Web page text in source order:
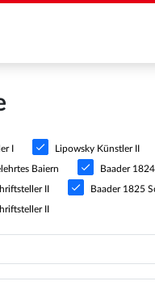
I Lipowsky Künstler II
Baiern Baader
II Baader 1825
II